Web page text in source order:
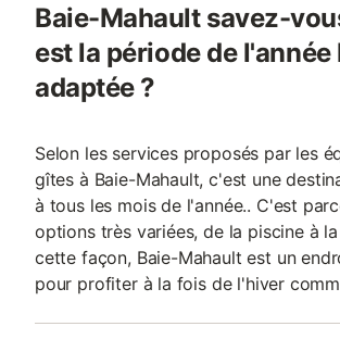
Baie-Mahault savez-
est la période de l'année
adaptée ?
Selon les services proposés par les
gîtes à Baie-Mahault, c'est une
à tous les mois de l'année.. C'est
options très variées, de la piscine à
cette façon, Baie-Mahault est un
pour profiter à la fois de l'hiver